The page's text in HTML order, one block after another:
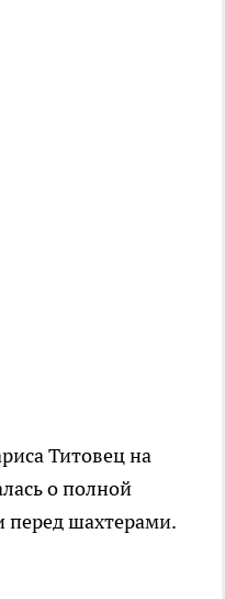
Титовец на
о полной
перед шахтерами.